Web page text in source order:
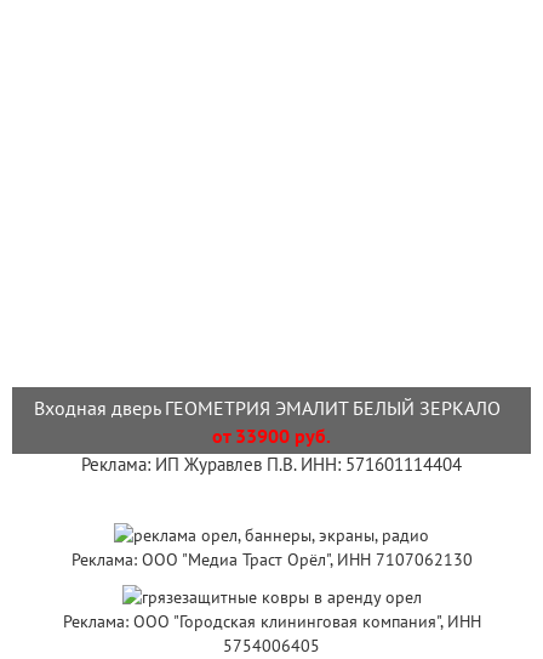
Входная дверь ГЕОМЕТРИЯ ЭМАЛИТ БЕЛЫЙ ЗЕРКАЛО
от 33900 руб.
Реклама: ИП Журавлев П.В. ИНН: 571601114404
Реклама: ООО "Медиа Траст Орёл", ИНН 7107062130
Реклама: ООО "Городская клининговая компания", ИНН
5754006405